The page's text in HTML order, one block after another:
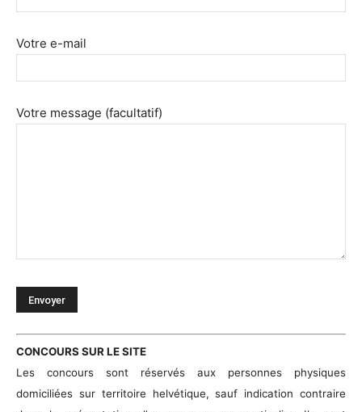
Votre e-mail
Votre message (facultatif)
CONCOURS SUR LE SITE
Les concours sont réservés aux personnes physiques
domiciliées sur territoire helvétique, sauf indication contraire